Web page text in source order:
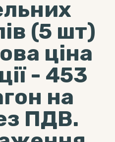
(5 шт)
ціна
- 453
на
ПДВ.